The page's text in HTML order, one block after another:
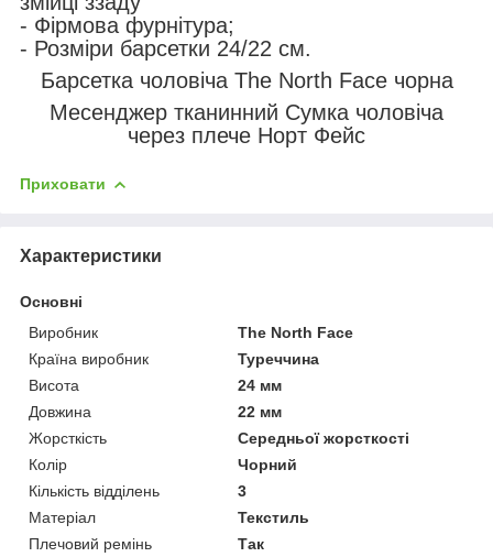
- Фірмова фурнітура;
- Розміри барсетки 24/22 см.
Барсетка чоловіча The North Face чорна
Месенджер тканинний Сумка чоловіча
через плече Норт Фейс
Приховати
Характеристики
Основні
Виробник
The North Face
Країна виробник
Туреччина
Висота
24 мм
Довжина
22 мм
Жорсткість
Середньої жорсткості
Колір
Чорний
Кількість відділень
3
Матеріал
Текстиль
Плечовий ремінь
Так